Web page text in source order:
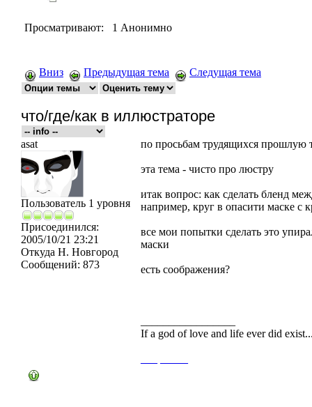
Просматривают: 1 Анонимно
Вниз Предыдущая тема Следущая тема
что/где/как в иллюстраторе
asat
Пользователь 1 уровня
Присоединился:
2005/10/21 23:21
Откуда Н. Новгород
Сообщений: 873
по просьбам трудящихся прошлую
эта тема - чисто про люстру
итак вопрос: как сделать бленд
например, круг в опасити маске с
все мои попытки сделать это
маски
есть соображения?
If a god of love and life ever did